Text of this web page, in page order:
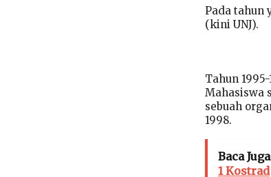
Pada tahun
(kini UNJ).
Tahun
Mahasiswa
sebuah
1998.
Baca
1 Kostrad